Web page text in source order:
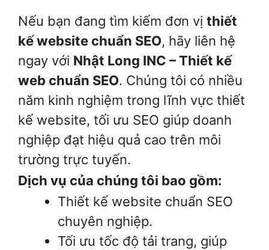
Nếu bạn đang tìm kiếm đơn vị thiết
kế website chuẩn SEO, hãy liên hệ
ngay với Nhật Long INC – Thiết kế
web chuẩn SEO. Chúng tôi có nhiều
năm kinh nghiệm trong lĩnh vực thiết
kế website, tối ưu SEO giúp doanh
nghiệp đạt hiệu quả cao trên môi
trường trực tuyến.
Dịch vụ của chúng tôi bao gồm:
Thiết kế website chuẩn SEO
chuyên nghiệp.
Tối ưu tốc độ tải trang, giúp